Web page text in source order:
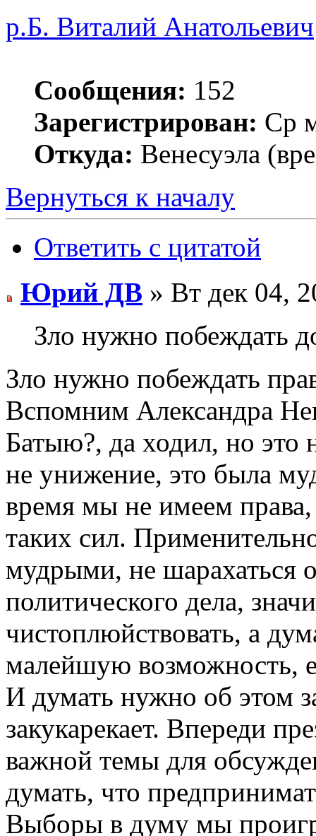
р.Б. Виталий Анатольевич
Сообщения: 152
Зарегистрирован: Ср
Откуда: Венесуэла
Вернуться к началу
Ответить с цитатой
Юрий ДВ » Вт дек 04,
Зло нужно побеждать
Зло нужно побеждать
Вспомним Александра
Батыю?, да ходил, но это
не унижение, это была
время мы не имеем права,
таких сил.
мудрыми, не шарахаться
политического дела,
чистоплюйствовать, а
малейшую возможность,
И думать нужно об этом
закукарекает. Впереди
важной темы для
думать, что
Выборы в думу мы